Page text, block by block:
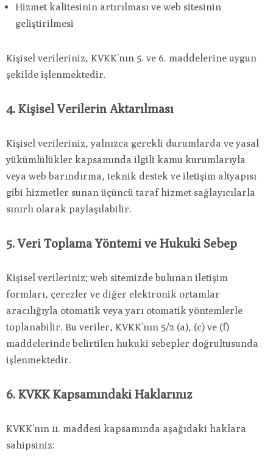
Hizmet kalitesinin artırılması ve web sitesinin
geliştirilmesi
Kişisel verileriniz, KVKK’nın 5. ve 6. maddelerine uygun
şekilde işlenmektedir.
4. Kişisel Verilerin Aktarılması
Kişisel verileriniz, yalnızca gerekli durumlarda ve yasal
yükümlülükler kapsamında ilgili kamu kurumlarıyla
veya web barındırma, teknik destek ve iletişim altyapısı
gibi hizmetler sunan üçüncü taraf hizmet sağlayıcılarla
sınırlı olarak paylaşılabilir.
5. Veri Toplama Yöntemi ve Hukuki Sebep
Kişisel verileriniz; web sitemizde bulunan iletişim
formları, çerezler ve diğer elektronik ortamlar
aracılığıyla otomatik veya yarı otomatik yöntemlerle
toplanabilir. Bu veriler, KVKK’nın 5/2 (a), (c) ve (f)
maddelerinde belirtilen hukuki sebepler doğrultusunda
işlenmektedir.
6. KVKK Kapsamındaki Haklarınız
KVKK’nın 11. maddesi kapsamında aşağıdaki haklara
sahipsiniz: